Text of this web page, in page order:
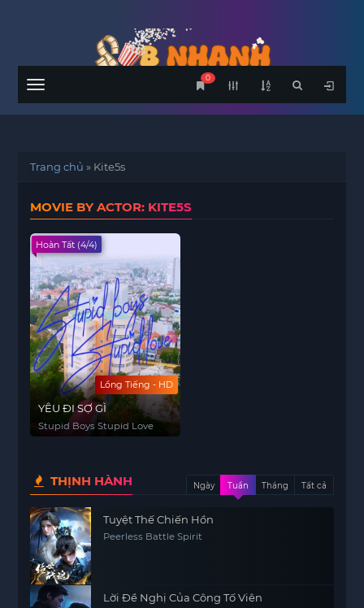
Menu
0
Trang chủ » Kite5s
MOVIE BY ACTOR: KITE5S
Lồng Tiếng - HD
Hoàn Tất (4/4)
YÊU ĐI SỢ GÌ
Stupid Boys Stupid Love
THỊNH HÀNH Ngày Tuần Tháng Tất cả
Tuyệt Thế Chiến Hồn
Peerless Battle Spirit
Lời Đề Nghị Của Công Tố Viên